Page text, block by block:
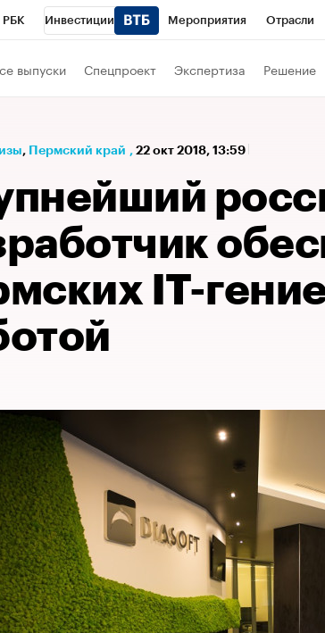
РБК Инвестиции Мероприятия Отрасли
Проверка контрагентов Политика
валюты
выпуски Спецпроект Экспертиза Решение
⁠, Пермский край , 22 окт 2018, 13:59
IT-